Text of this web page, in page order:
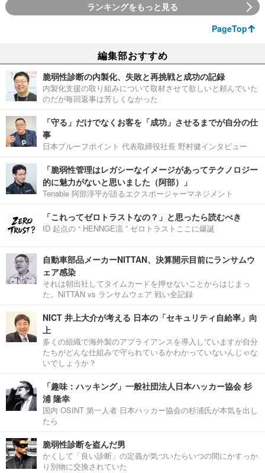
ランキングをもっと見る
PageTop
編集部おすすめ
脆弱性診断の内製化、失敗と再挑戦と成功の記録
内製化支援の取り組みについて取材させて欲しいと頼んでいた
のだが毎回返事は芳しくなかった
「守る」だけでなくお客を「成功」させるまでが自分の仕
事
日本プルーフポイント 代表取締役社長 野村健インタビュー
「脆弱性管理はレガシーなイメージがあってテクノロジー
的に魅力がないと思いました（阿部）」
Tenable 阿部淳平が語るエクスポージャーマネジメント
「これってゼロトラストなの？」と思ったら読むべき
ID 起点の “ HENNGE流 ” ゼロトラストここに爆誕
自動車部品メーカーNITTAN、決算開示目前にランサムウ
ェア感染
それは朝出社してタイムカードを押せないことからはじまっ
た。NITTAN vs ランサムウェア 戦い全記録
NICT 井上大介が考える 日本の「セキュリティ自給率」向
上
多くの組織で海外製のアプライアンスを導入していますが自分
たちがどんな仕組みで守られているかわかっていないんじゃな
いでしょうか？
「趣味：ハッキング」一般社団法人日本ハッカー協会 杉
浦 隆幸
国内 OSINT 第一人者 日本ハッカー協会の杉浦氏が本気を出し
たら
脆弱性診断を盗んだ男
かくして「良い診断」の定義が気づいたらいつの間にかすっか
り別物に交換されていた